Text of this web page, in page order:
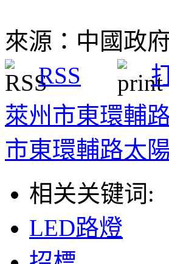
來源：中國政
RSS
萊州市東環輔
市東環輔路太
相关关键词:
LED路燈